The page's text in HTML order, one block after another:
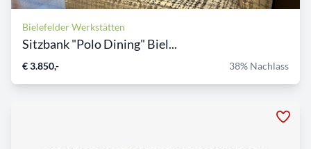
Bielefelder Werkstätten
Sitzbank "Polo Dining" Biel...
€ 3.850,- 38% Nachlass